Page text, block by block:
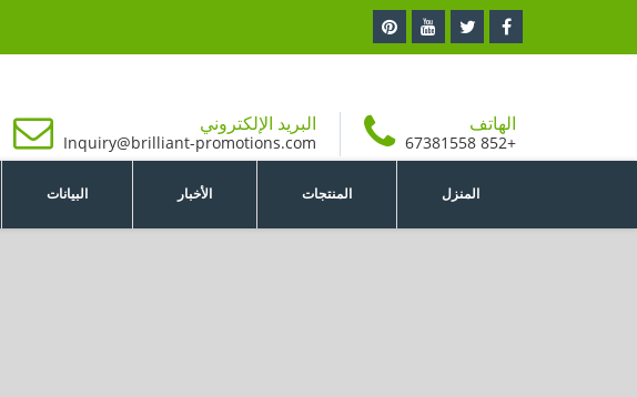
البريد الإلكتروني
Inquiry@brilliant-promotions.com
الهاتف
+852 67381558
المنزل المنتجات الأخبار البيانات